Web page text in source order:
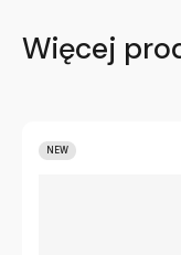
Więcej
NEW